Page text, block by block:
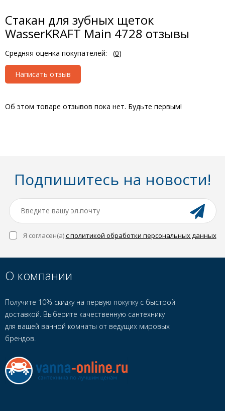
Стакан для зубных щеток
WasserKRAFT Main 4728 отзывы
Средняя оценка покупателей: (0)
Написать отзыв
Об этом товаре отзывов пока нет. Будьте первым!
Подпишитесь на новости!
Я согласен(a)с политикой обработки персональных данных
О компании
Получите 10% скидку на первую покупку с быстрой
доставкой. Выберите качественную сантехнику
для вашей ванной комнаты от ведущих мировых
брендов.